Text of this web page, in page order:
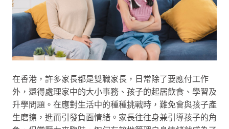
在香港，許多家長都是雙職家長，日常除了要應付工作
外，還得處理家中的大小事務、孩子的起居飲食、學習及
升學問題。在應對生活中的種種挑戰時，難免會與孩子產
生磨擦，進而引發負面情緒。家長往往身兼引導孩子的角